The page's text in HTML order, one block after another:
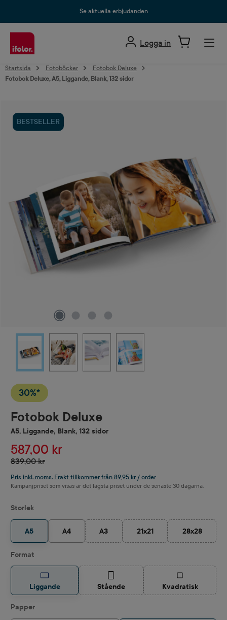
Se aktuella erbjudanden
Logga in
Startsida Fotoböcker
Fotobok Deluxe
Fotobok Deluxe, A5, Liggande, Blank, 132 sidor
BESTSELLER
30%*
Fotobok Deluxe
A5, Liggande, Blank, 132 sidor
587,00 kr
839,00 kr
Pris inkl. moms. Frakt tillkommer från 89,95 kr / order
Kampanjpriset som visas är det lägsta priset under de senaste 30 dagarna.
Välj
Storlek
A5 A4 A3
(Det här alternativet är för närvarande
21x21
(Det här alternativet är för
28x28
(Det här
Välj
Format
Liggande Stående(Det här alternativet är för närvarande
Kvadratisk
(Det här
Välj
Papper